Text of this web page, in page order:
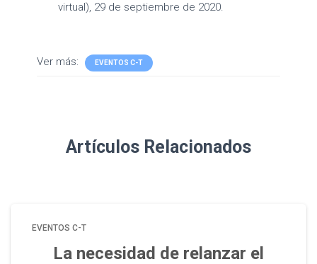
virtual), 29 de septiembre de 2020.
Ver más: EVENTOS C-T
Artículos Relacionados
EVENTOS C-T
La necesidad de relanzar el